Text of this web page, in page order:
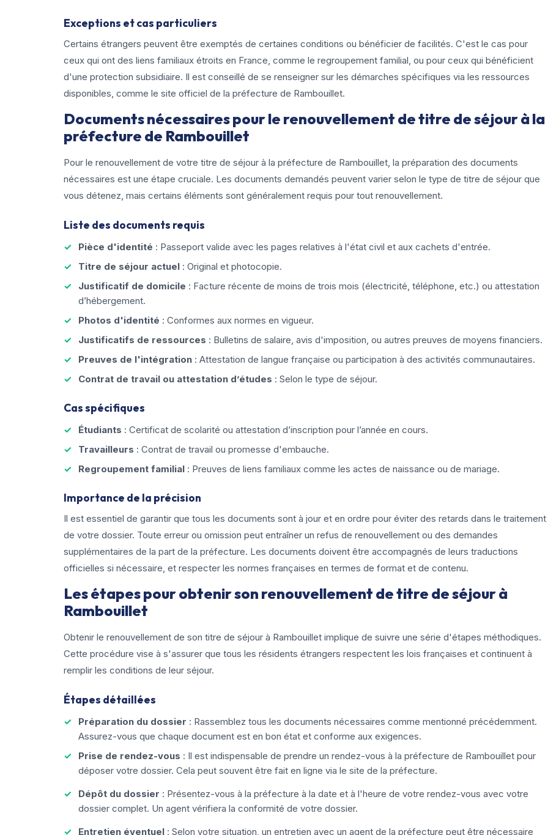
Exceptions et cas particuliers
Certains étrangers peuvent être exemptés de certaines conditions ou bénéficier de facilités. C'est le cas pour
ceux qui ont des liens familiaux étroits en France, comme le regroupement familial, ou pour ceux qui bénéficient
d'une protection subsidiaire. Il est conseillé de se renseigner sur les démarches spécifiques via les ressources
disponibles, comme le site officiel de la préfecture de Rambouillet.
Documents nécessaires pour le renouvellement de titre de séjour à la
préfecture de Rambouillet
Pour le renouvellement de votre titre de séjour à la préfecture de Rambouillet, la préparation des documents
nécessaires est une étape cruciale. Les documents demandés peuvent varier selon le type de titre de séjour que
vous détenez, mais certains éléments sont généralement requis pour tout renouvellement.
Liste des documents requis
Pièce d'identité : Passeport valide avec les pages relatives à l'état civil et aux cachets d'entrée.
Titre de séjour actuel : Original et photocopie.
Justificatif de domicile : Facture récente de moins de trois mois (électricité, téléphone, etc.) ou attestation
d’hébergement.
Photos d'identité : Conformes aux normes en vigueur.
Justificatifs de ressources : Bulletins de salaire, avis d'imposition, ou autres preuves de moyens financiers.
Preuves de l'intégration : Attestation de langue française ou participation à des activités communautaires.
Contrat de travail ou attestation d’études : Selon le type de séjour.
Cas spécifiques
Étudiants : Certificat de scolarité ou attestation d’inscription pour l’année en cours.
Travailleurs : Contrat de travail ou promesse d'embauche.
Regroupement familial : Preuves de liens familiaux comme les actes de naissance ou de mariage.
Importance de la précision
Il est essentiel de garantir que tous les documents sont à jour et en ordre pour éviter des retards dans le traitement
de votre dossier. Toute erreur ou omission peut entraîner un refus de renouvellement ou des demandes
supplémentaires de la part de la préfecture. Les documents doivent être accompagnés de leurs traductions
officielles si nécessaire, et respecter les normes françaises en termes de format et de contenu.
Les étapes pour obtenir son renouvellement de titre de séjour à
Rambouillet
Obtenir le renouvellement de son titre de séjour à Rambouillet implique de suivre une série d'étapes méthodiques.
Cette procédure vise à s'assurer que tous les résidents étrangers respectent les lois françaises et continuent à
remplir les conditions de leur séjour.
Étapes détaillées
Préparation du dossier : Rassemblez tous les documents nécessaires comme mentionné précédemment.
Assurez-vous que chaque document est en bon état et conforme aux exigences.
Prise de rendez-vous : Il est indispensable de prendre un rendez-vous à la préfecture de Rambouillet pour
déposer votre dossier. Cela peut souvent être fait en ligne via le site de la préfecture.
Dépôt du dossier : Présentez-vous à la préfecture à la date et à l'heure de votre rendez-vous avec votre
dossier complet. Un agent vérifiera la conformité de votre dossier.
Entretien éventuel : Selon votre situation, un entretien avec un agent de la préfecture peut être nécessaire